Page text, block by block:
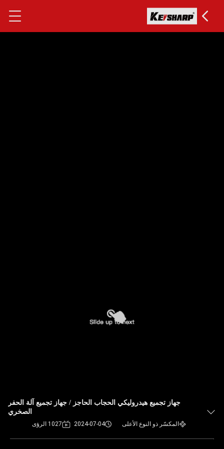
جهاز تجميع هيدروليكي الحجاب الحاجز / جهاز تجميع آلة الحفر
الصخري
المكسّر ذو النوع الأعلى 2024-07-04 1027 الرؤى